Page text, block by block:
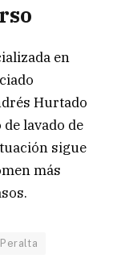
en
Hurtado
lavado de
sigue
más